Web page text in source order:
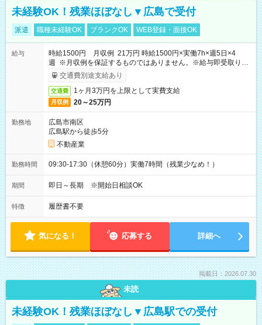
未経験OK！残業ほぼなし▼広島で受付
派遣 職種未経験OK ブランクOK WEB登録・面接OK
給与
時給1500円 月収例 21万円 時給1500円×実働7h×週5日×4
週 ※月収例を保証するものではありません。※給与即受取りサ
ービス利用可（利用条件有）
交通費別途支給あり
交通費 1ヶ月3万円を上限として実費支給
月収例 20～25万円
勤務地
広島市南区
広島駅から徒歩5分
不動産業
勤務時間 09:30-17:30（休憩60分）実働7時間（残業少なめ！）
期間 即日～長期 ※開始日相談OK
特徴 履歴書不要
気になる！ 応募する 詳細へ
掲載日：2026.07.30
未読
未経験OK！残業ほぼなし▼広島駅での受付